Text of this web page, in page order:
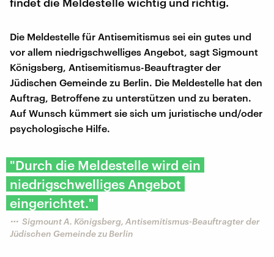
Die Meldestelle für Antisemitismus sei ein gutes und
vor allem niedrigschwelliges Angebot, sagt Sigmount
Königsberg, Antisemitismus-Beauftragter der
Jüdischen Gemeinde zu Berlin. Die Meldestelle hat den
Auftrag, Betroffene zu unterstützen und zu beraten.
Auf Wunsch kümmert sie sich um juristische und/oder
psychologische Hilfe.
"Durch die Meldestelle wird ein
niedrigschwelliges Angebot
eingerichtet."
Sigmount A. Königsberg, Antisemitismus-Beauftragter der
Jüdischen Gemeinde zu Berlin